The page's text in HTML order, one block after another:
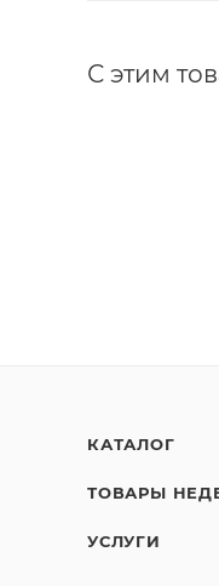
С этим
КАТАЛОГ
ТОВАРЫ
УСЛУГИ